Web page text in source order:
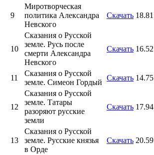
9
Миротворческая
политика Александра
Невского
Скачать 18.81
10
Сказания о Русской
земле. Русь после
смерти Александра
Невского
Скачать 16.52
11
Сказания о Русской
земле. Симеон Гордый
Скачать 14.75
12
Сказания о Русской
земле. Татары
разоряют русские
земли
Скачать 17.94
13
Сказания о Русской
земле. Русские князья
в Орде
Скачать 20.59